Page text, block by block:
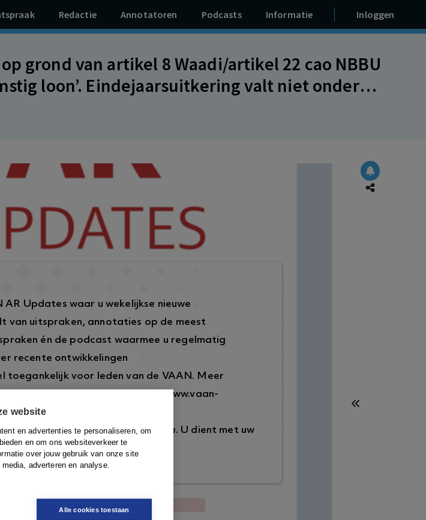
website
en advertenties te personaliseren, om
en om ons websiteverkeer te
over jouw gebruik van onze site
adverteren en analyse.
Alle cookies toestaan
Redactie Annotatoren Podcasts Informatie Inloggen
grond van artikel 8 Waadi/artikel 22 cao NBBU
loon’. Eindejaarsuitkering valt niet onder
AR Updates waar u wekelijkse nieuwe
van uitspraken, annotaties op de meest
én de podcast waarmee u regelmatig
recente ontwikkelingen
toegankelijk voor leden van de VAAN. Meer
https://www.vaan-
u rechtsboven op de knopInloggen. U dient met uw
om toegang te krijgen.